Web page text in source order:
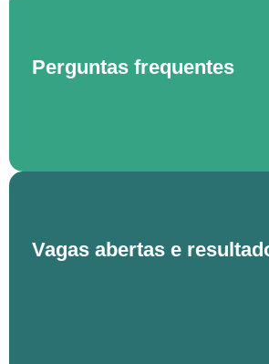
Perguntas frequentes
Vagas abertas e